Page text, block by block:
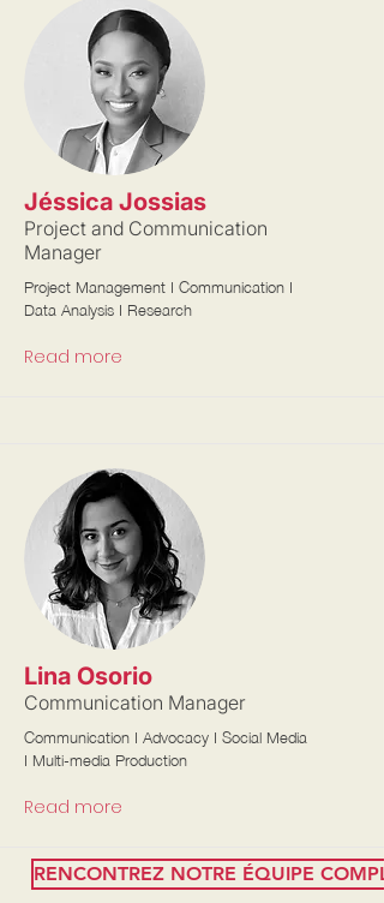
Jéssica Jossias
Project and Communication
Manager
Project Management I Communication I
Data Analysis I Research
Read more
Lina Osorio
Communication Manager
Communication I Advocacy I Social Media
I Multi-media Production
Read more
RENCONTREZ NOTRE ÉQUIPE